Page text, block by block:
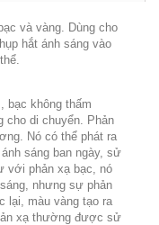
và vàng. Dùng cho
hắt ánh sáng vào
bạc không thấm
cho di chuyển. Phản
Nó có thể phát ra
sáng ban ngày, sử
với phản xạ bạc, nó
nhưng sự phản
lại, màu vàng tạo ra
xạ thường được sử